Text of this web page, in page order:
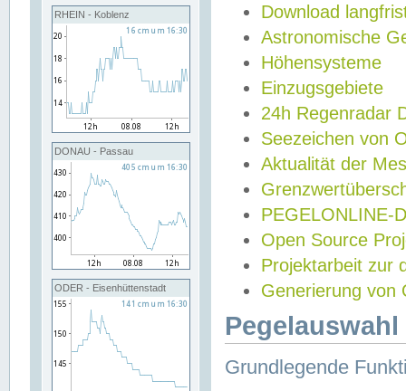
RHEIN - Koblenz
DONAU - Passau
ODER - Eisenhüttenstadt
Download
Astronomische
Höhensysteme
Einzugsgebiete
24h Regenradar
Seezeichen von
Aktualität der
PEGELONLINE-
Open Source
Projektarbeit zur
Generierung von
Grundlegende